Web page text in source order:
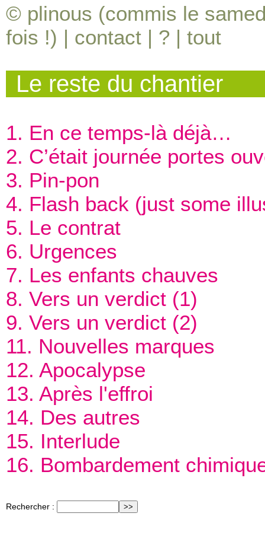
© plinous (commis le
fois !) | contact | ? | tout
Le reste du chantier
1. En ce temps-là déjà…
2. C’était journée portes
3. Pin-pon
4. Flash back (just some
5. Le contrat
6. Urgences
7. Les enfants chauves
8. Vers un verdict (1)
9. Vers un verdict (2)
11. Nouvelles marques
12. Apocalypse
13. Après l'effroi
14. Des autres
15. Interlude
16. Bombardement
Rechercher :